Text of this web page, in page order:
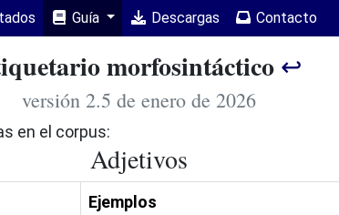
Guía Descargas Contacto
morfosintáctico ↩
versión 2.5 de enero de 2026
en el corpus:
Adjetivos
Ejemplos